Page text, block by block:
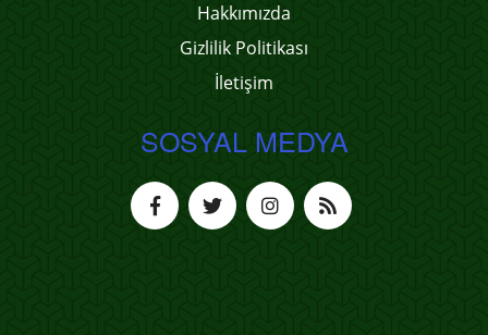
Hakkımızda
Gizlilik Politikası
İletişim
SOSYAL MEDYA